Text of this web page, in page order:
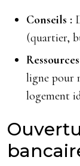
Conseils :
(quartier,
ligne pour
logement